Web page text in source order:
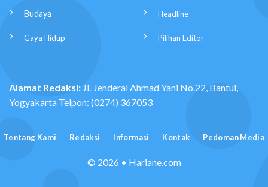
Budaya
Gaya Hidup
Headline
Pilihan Editor
Alamat Redaksi: JL Jenderal Ahmad Yani No.22, Bantul,
Yogyakarta Telpon: (0274) 367053
Tentang Kami Redaksi Informasi Kontak Pedoman Media
© 2026 • Hariane.com